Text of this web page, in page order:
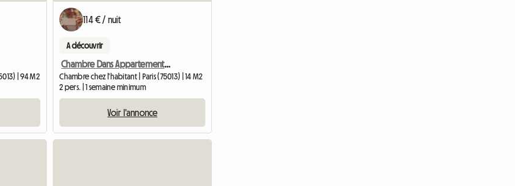
| 94 M2
114 € / nuit
A découvrir
Chambre Dans Appartement Moderne Et Tres Lumineux
Chambre chez l'habitant | Paris (75013) | 14 M2
2 pers. | 1 semaine minimum
Voir l'annonce